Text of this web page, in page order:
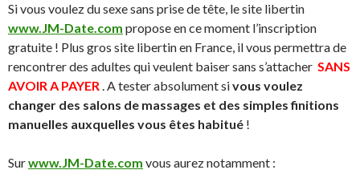
Si vous voulez du sexe sans prise de tête, le site libertin
www.JM-Date.com propose en ce moment l’inscription
gratuite ! Plus gros site libertin en France, il vous permettra de
rencontrer des adultes qui veulent baiser sans s’attacher SANS
AVOIR A PAYER. A tester absolument sivous voulez
changer des salons de massages et des simples finitions
manuelles auxquelles vous êtes habitué !
Surwww.JM-Date.com vous aurez notamment :